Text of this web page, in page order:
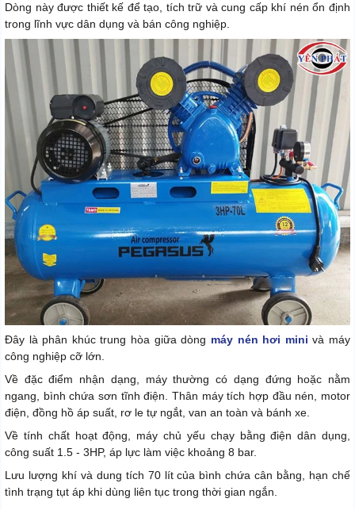
Dòng này được thiết kế để tạo, tích trữ và cung cấp khí nén ổn định
trong lĩnh vực dân dụng và bán công nghiệp.
Đây là phân khúc trung hòa giữa dòng máy nén hơi mini và máy
công nghiệp cỡ lớn.
Về đặc điểm nhận dạng, máy thường có dạng đứng hoặc nằm
ngang, bình chứa sơn tĩnh điện. Thân máy tích hợp đầu nén, motor
điện, đồng hồ áp suất, rơ le tự ngắt, van an toàn và bánh xe.
Về tính chất hoạt động, máy chủ yếu chạy bằng điện dân dụng,
công suất 1.5 - 3HP, áp lực làm việc khoảng 8 bar.
Lưu lượng khí và dung tích 70 lít của bình chứa cân bằng, hạn chế
tình trạng tụt áp khi dùng liên tục trong thời gian ngắn.